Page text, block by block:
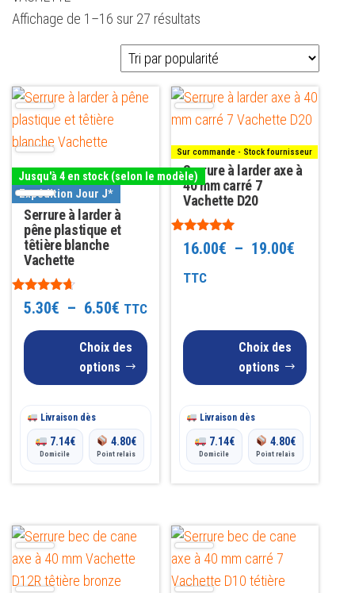
Affichage de 1–16 sur 27 résultats
popularité
Jusqu'à 4 en stock (selon le modèle)
Expédition Jour J*
Serrure à larder à
pêne plastique et
têtière blanche
Vachette
Note
4.50
5.30€ – 6.50€ Plage
de
prix :
6.50€
TTC
Choix des
options
Ce
produit
a
variations.
Les
options
peuvent
être
sur
Livraison dès
7.14€
Domicile
4.80€
Point relais
Sur commande - Stock fournisseur
Serrure à larder axe à
40 mm carré 7
Vachette D20
Note
5.0016.00€ – 19.00€Plage
16.00€
à
19.00€
TTC
Choix des
options
Ce
produit
plusieurs
variations.
Les
options
peuvent
être
Livraison dès
7.14€
Domicile
4.80€
Point relais
Ce
produit
a